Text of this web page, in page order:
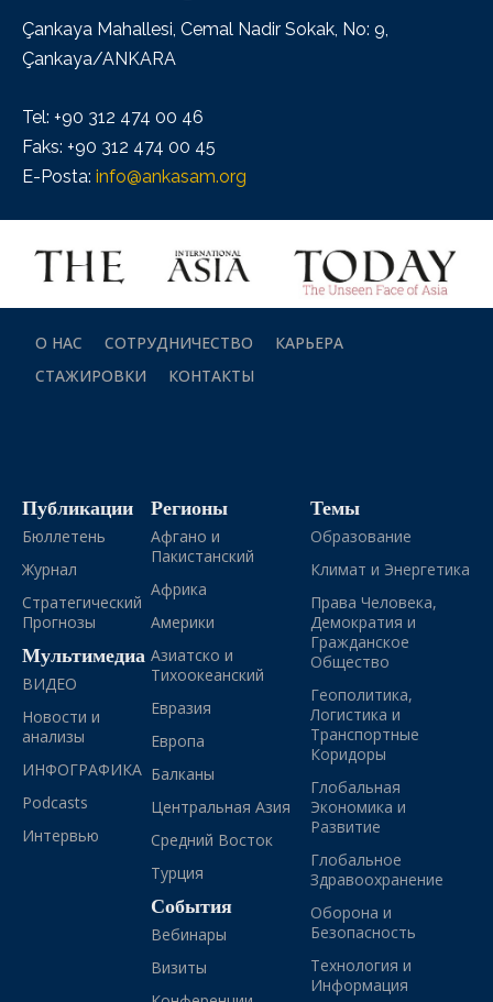
Çankaya Mahallesi, Cemal Nadir Sokak, No: 9,
Çankaya/ANKARA
Tel: +90 312 474 00 46
Faks: +90 312 474 00 45
E-Posta: info@ankasam.org
О НАС СОТРУДНИЧЕСТВО
КАРЬЕРА
СТАЖИРОВКИ
КОНТАКТЫ
Публикации
Бюллетень
Журнал
Стратегический
Прогнозы
Мультимедиа
ВИДЕО
Новости и
анализы
ИНФОГРАФИКА
Podcasts
Интервью
Регионы
Афгано и
Пакистанский
Африка
Америки
Азиатско и
Тихоокеанский
Евразия
Европа
Балканы
Центральная Азия
Средний Восток
Турция
События
Вебинары
Визиты
Темы
Образование
Климат и Энергетика
Права Человека,
Демократия и
Гражданское
Общество
Геополитика,
Логистика и
Транспортные
Коридоры
Глобальная
Экономика и
Развитие
Глобальное
Здравоохранение
Оборона и
Безопасность
Технология и
Информация